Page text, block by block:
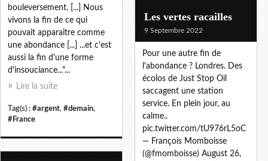
bouleversement. [...] Nous
vivons la fin de ce qui
pouvait apparaître comme
une abondance [...] ...et c'est
aussi la fin d'une forme
d'insouciance..."...
Lire la suite
Tag(s) : #argent, #demain,
#France
Les vertes racailles
9 Septembre 2022
Pour une autre fin de
l'abondance ? Londres. Des
écolos de Just Stop Oil
saccagent une station
service. En plein jour, au
calme..
pic.twitter.com/tU976rL5oC
— François Momboisse
(@fmomboisse) August 26,